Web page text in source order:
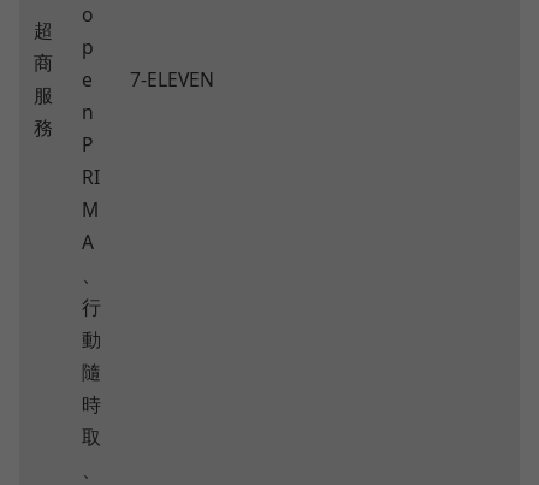
超
商
服
務
o
p
e
n
P
RI
M
A
、
行
動
隨
時
取
、
7-ELEVEN